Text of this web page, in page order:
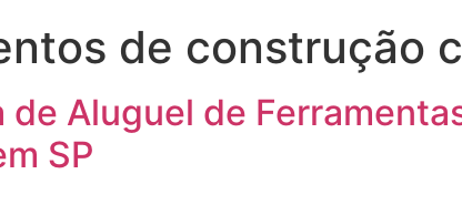
de construção
de Aluguel de
SP